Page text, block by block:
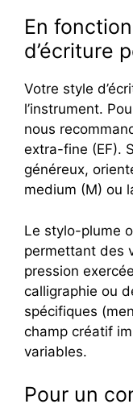
En
d’écriture
Votre style
l’instrument.
nous
extra-fine (EF).
généreux,
medium (M) ou
Le stylo-plume
permettant des
pression
calligraphie ou
spécifiques
champ créatif
variables.
Pour un